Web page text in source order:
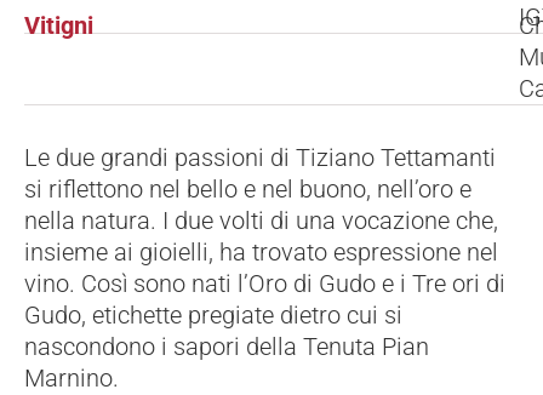
Vitigni
Le due grandi passioni di Tiziano Tettamanti
si riflettono nel bello e nel buono, nell’oro e
nella natura. I due volti di una vocazione che,
insieme ai gioielli, ha trovato espressione nel
vino. Così sono nati l’Oro di Gudo e i Tre ori di
Gudo, etichette pregiate dietro cui si
nascondono i sapori della Tenuta Pian
Marnino.